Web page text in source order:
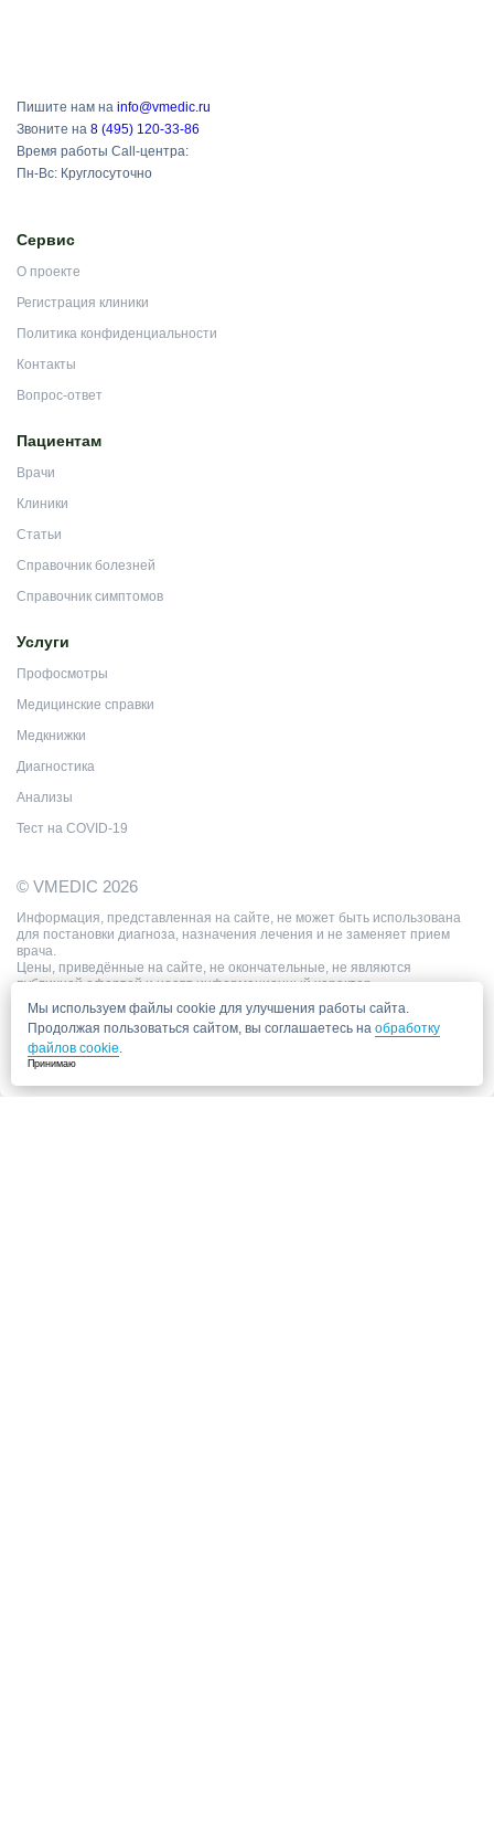
Сервис
О проекте
Регистрация клиники
Политика конфиденциальности
Контакты
Вопрос-ответ
Пациентам
Врачи
Клиники
Статьи
Справочник болезней
Справочник симптомов
Услуги
Профосмотры
Медицинские справки
Медкнижки
Диагностика
Анализы
Тест на COVID-19
Пишите нам на info@vmedic.ru
Звоните на 8 (495) 120-33-86
Время работы Call-центра:
Пн-Вс: Круглосуточно
© VMEDIC 2026
Информация, представленная на сайте, не может быть использована
для постановки диагноза, назначения лечения и не заменяет прием
врача.
Цены, приведённые на сайте, не окончательные, не являются
публичной офертой и носят информационный характер.
Мы используем файлы cookie для улучшения работы сайта.
Продолжая пользоваться сайтом, вы соглашаетесь на обработку
файлов cookie.
Принимаю